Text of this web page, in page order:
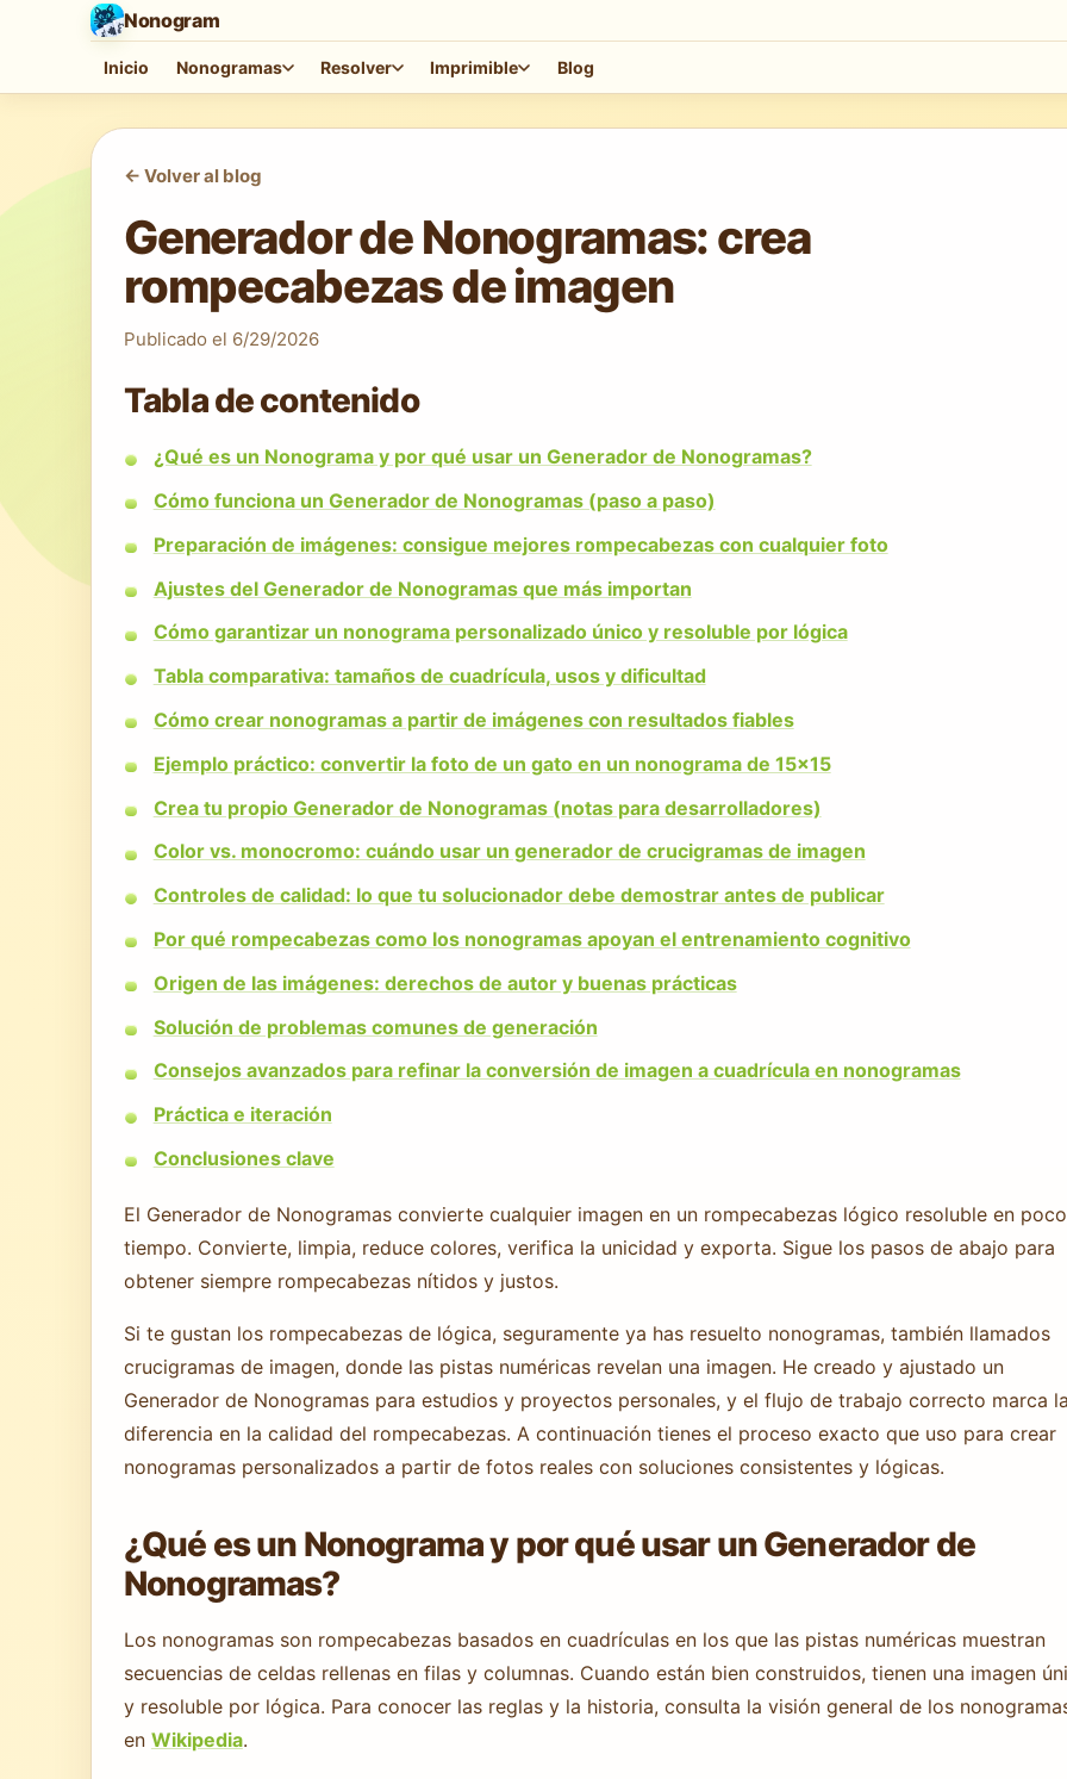
Nonogram
Inicio Nonogramas Resolver Imprimible Blog
<- Volver al blog
Generador de Nonogramas: crea
rompecabezas de imagen
Publicado el 6/29/2026
Tabla de contenido
¿Qué es un Nonograma y por qué usar un Generador de Nonogramas?
Cómo funciona un Generador de Nonogramas (paso a paso)
Preparación de imágenes: consigue mejores rompecabezas con cualquier foto
Ajustes del Generador de Nonogramas que más importan
Cómo garantizar un nonograma personalizado único y resoluble por lógica
Tabla comparativa: tamaños de cuadrícula, usos y dificultad
Cómo crear nonogramas a partir de imágenes con resultados fiables
Ejemplo práctico: convertir la foto de un gato en un nonograma de 15×15
Crea tu propio Generador de Nonogramas (notas para desarrolladores)
Color vs. monocromo: cuándo usar un generador de crucigramas de imagen
Controles de calidad: lo que tu solucionador debe demostrar antes de publicar
Por qué rompecabezas como los nonogramas apoyan el entrenamiento cognitivo
Origen de las imágenes: derechos de autor y buenas prácticas
Solución de problemas comunes de generación
Consejos avanzados para refinar la conversión de imagen a cuadrícula en nonogramas
Práctica e iteración
Conclusiones clave
El Generador de Nonogramas convierte cualquier imagen en un rompecabezas lógico resoluble en poco
tiempo. Convierte, limpia, reduce colores, verifica la unicidad y exporta. Sigue los pasos de abajo para
obtener siempre rompecabezas nítidos y justos.
Si te gustan los rompecabezas de lógica, seguramente ya has resuelto nonogramas, también llamados
crucigramas de imagen, donde las pistas numéricas revelan una imagen. He creado y ajustado un
Generador de Nonogramas para estudios y proyectos personales, y el flujo de trabajo correcto marca
diferencia en la calidad del rompecabezas. A continuación tienes el proceso exacto que uso para crear
nonogramas personalizados a partir de fotos reales con soluciones consistentes y lógicas.
¿Qué es un Nonograma y por qué usar un Generador de
Nonogramas?
Los nonogramas son rompecabezas basados en cuadrículas en los que las pistas numéricas muestran
secuencias de celdas rellenas en filas y columnas. Cuando están bien construidos, tienen una imagen
y resoluble por lógica. Para conocer las reglas y la historia, consulta la visión general de los
en Wikipedia.